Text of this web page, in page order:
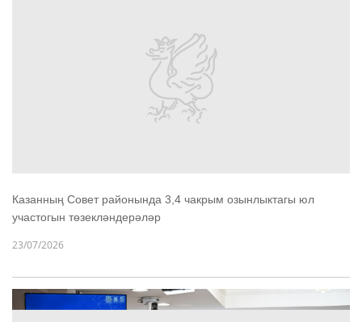
Казанның Совет районында 3,4 чакрым озынлыктагы юл
участогын төзекләндерәләр
23/07/2026